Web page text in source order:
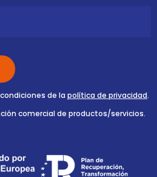
de la política de privacidad.
comercial de productos/servicios.